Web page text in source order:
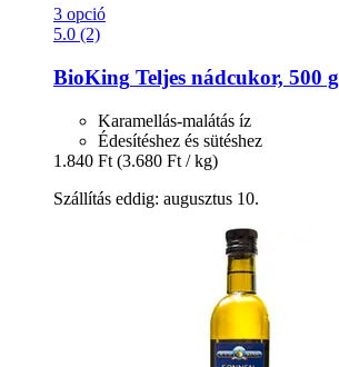
3 opció
5.0 (2)
BioKing Teljes nádcukor, 500 g
Karamellás-malátás íz
Édesítéshez és sütéshez
1.840 Ft (3.680 Ft / kg)
Szállítás eddig: augusztus 10.